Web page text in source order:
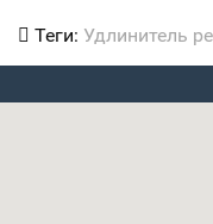
Теги: Удлинитель